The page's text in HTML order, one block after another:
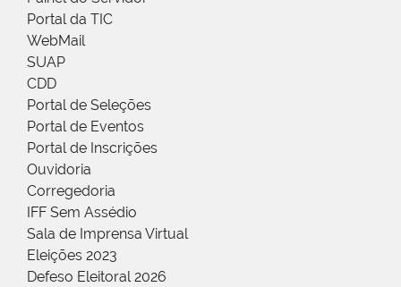
Portal da TIC
WebMail
SUAP
CDD
Portal de Seleções
Portal de Eventos
Portal de Inscrições
Ouvidoria
Corregedoria
IFF Sem Assédio
Sala de Imprensa Virtual
Eleições 2023
Defeso Eleitoral 2026